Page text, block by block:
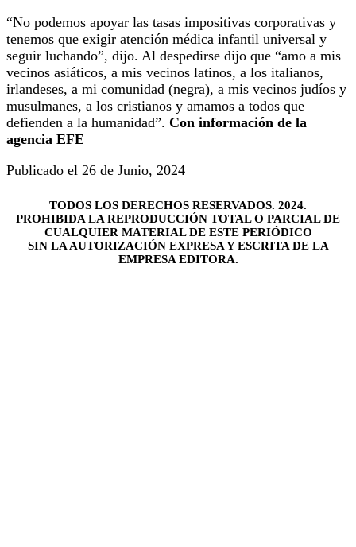
“No podemos apoyar las tasas impositivas corporativas y
tenemos que exigir atención médica infantil universal y
seguir luchando”, dijo. Al despedirse dijo que “amo a mis
vecinos asiáticos, a mis vecinos latinos, a los italianos,
irlandeses, a mi comunidad (negra), a mis vecinos judíos y
musulmanes, a los cristianos y amamos a todos que
defienden a la humanidad”. Con información de la
agencia EFE
Publicado el 26 de Junio, 2024
TODOS LOS DERECHOS RESERVADOS. 2024.
PROHIBIDA LA REPRODUCCIÓN TOTAL O PARCIAL DE
CUALQUIER MATERIAL DE ESTE PERIÓDICO
SIN LA AUTORIZACIÓN EXPRESA Y ESCRITA DE LA
EMPRESA EDITORA.